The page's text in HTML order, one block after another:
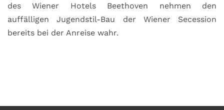
des Wiener Hotels Beethoven nehmen den
auffälligen Jugendstil-Bau der Wiener Secession
bereits bei der Anreise wahr.